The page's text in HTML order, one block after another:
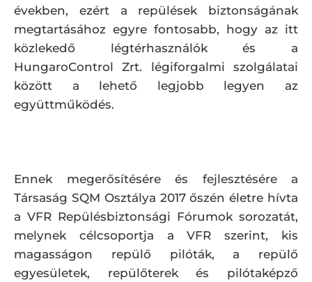
években, ezért a repülések biztonságának
megtartásához egyre fontosabb, hogy az itt
közlekedő légtérhasználók és a
HungaroControl Zrt. légiforgalmi szolgálatai
között a lehető legjobb legyen az
együttműködés.
Ennek megerősítésére és fejlesztésére a
Társaság SQM Osztálya 2017 őszén életre hívta
a VFR Repülésbiztonsági Fórumok sorozatát,
melynek célcsoportja a VFR szerint, kis
magasságon repülő pilóták, a repülő
egyesületek, repülőterek és pilótaképző